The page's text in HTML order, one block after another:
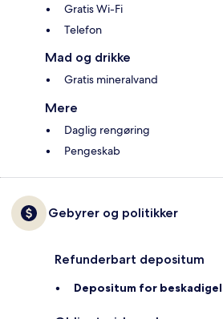
Gratis Wi-Fi
Telefon
Mad og drikke
Gratis mineralvand
Mere
Daglig rengøring
Pengeskab
Gebyrer og politikker
Refunderbart depositum
Depositum for